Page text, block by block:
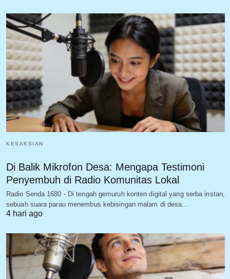
KESAKSIAN
Di Balik Mikrofon Desa: Mengapa Testimoni
Penyembuh di Radio Komunitas Lokal
Radio Senda 1680 - Di tengah gemuruh konten digital yang serba instan,
sebuah suara parau menembus kebisingan malam di desa…
4 hari ago